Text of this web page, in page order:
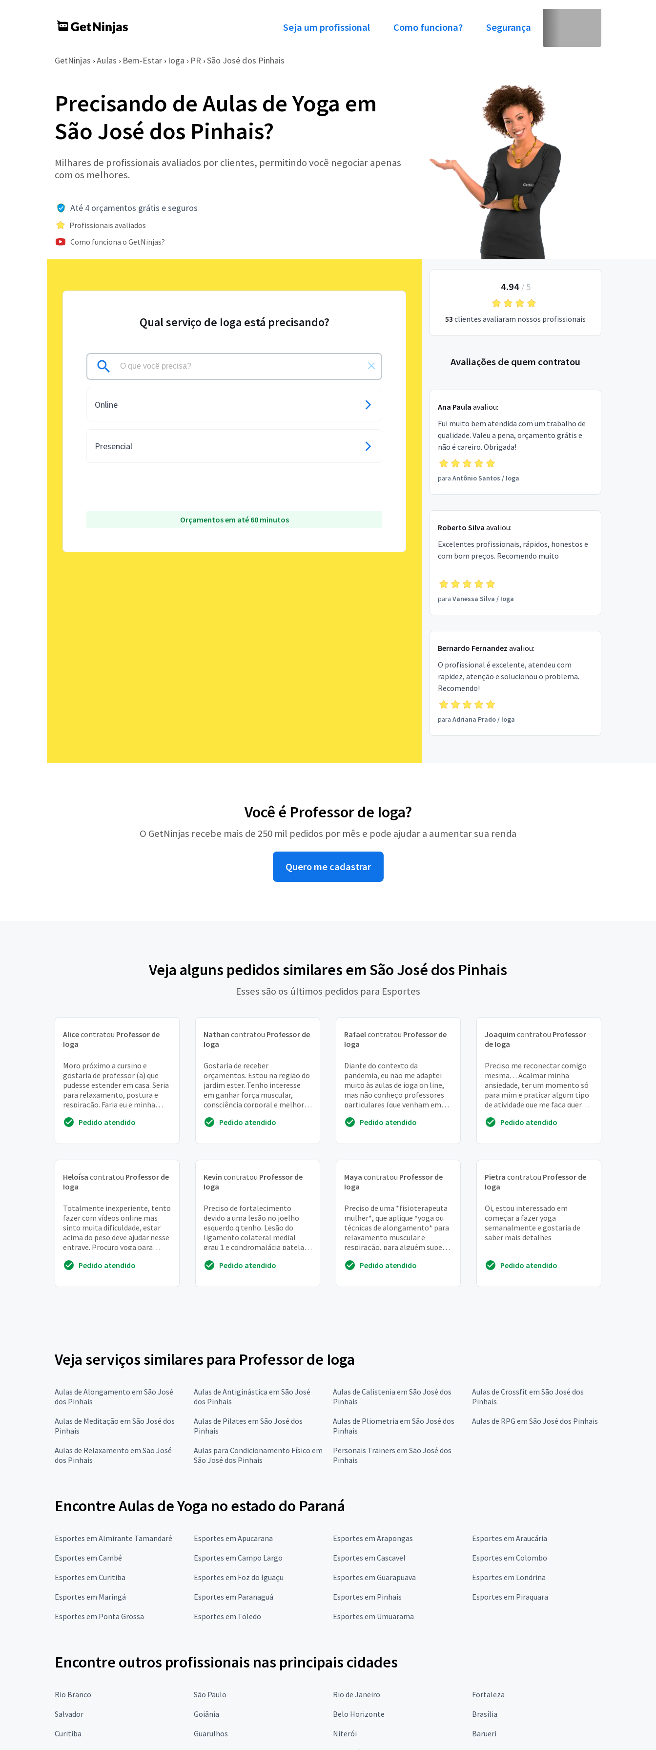
Seja um profissional Como funciona? Segurança
GetNinjas › Aulas › Bem-Estar › Ioga › PR › São José dos Pinhais
Precisando de Aulas de Yoga em
São José dos Pinhais?
Milhares de profissionais avaliados por clientes, permitindo você negociar apenas
com os melhores.
Até 4 orçamentos grátis e seguros
Profissionais avaliados
Como funciona o GetNinjas?
Qual serviço de Ioga está precisando?
Online
Presencial
Orçamentos em até 60 minutos
4.94/ 5
53 clientes avaliaram nossos profissionais
Avaliações de quem contratou
Ana Paula avaliou:
Fui muito bem atendida com um trabalho de
qualidade. Valeu a pena, orçamento grátis e
não é careiro. Obrigada!
para Antônio Santos / Ioga
Roberto Silva avaliou:
Excelentes profissionais, rápidos, honestos e
com bom preços. Recomendo muito
para Vanessa Silva / Ioga
Bernardo Fernandez avaliou:
O profissional é excelente, atendeu com
rapidez, atenção e solucionou o problema.
Recomendo!
para Adriana Prado/ Ioga
Você é Professor de Ioga?
O GetNinjas recebe mais de 250 mil pedidos por mês e pode ajudar a aumentar sua renda
Quero me cadastrar
Veja alguns pedidos similares em São José dos Pinhais
Esses são os últimos pedidos para Esportes
Alicecontratou Professor de
Ioga
Moro próximo a cursino e
gostaria de professor (a) que
pudesse estender em casa. Seria
para relaxamento, postura e
respiração. Faria eu e minha
Pedido atendido
Nathan contratou Professor de
Ioga
Gostaria de receber
orçamentos. Estou na região do
jardim ester. Tenho interesse
em ganhar força muscular,
consciência corporal e melhor
Pedido atendido
Rafaelcontratou Professor de
Ioga
Diante do contexto da
pandemia, eu não me adaptei
muito às aulas de ioga on line,
mas não conheço professores
particulares (que venham em
tenho noções de valor...
Pedido atendido
Joaquim contratou Professor
de Ioga
Preciso me reconectar comigo
mesma. . . Acalmar minha
ansiedade, ter um momento só
para mim e praticar algum tipo
de atividade que me faça querer
procrastinação
Pedido atendido
Heloísa contratou Professor de
Ioga
Totalmente inexperiente, tento
fazer com vídeos online mas
sinto muita dificuldade, estar
acima do peso deve ajudar nesse
entrave. Procuro yoga para
estou faz...
Pedido atendido
Kevin contratou Professor de
Ioga
Preciso de fortalecimento
devido a uma lesão no joelho
esquerdo q tenho. Lesão do
ligamento colateral medial
grau 1 e condromalácia patelar
Pedido atendido
Maya contratou Professor de
Ioga
Preciso de uma *fisioterapeuta
mulher*, que aplique *yoga ou
técnicas de alongamento* para
relaxamento muscular e
respiração, para alguém super
dor na atm. ...
Pedido atendido
Pietra contratou Professor de
Ioga
Oi, estou interessado em
começar a fazer yoga
semanalmente e gostaria de
saber mais detalhes
Pedido atendido
Veja serviços similares para Professor de Ioga
Aulas de Alongamento em São José
dos Pinhais
Aulas de Antiginástica em São José
dos Pinhais
Aulas de Calistenia em São José dos
Pinhais
Aulas de Crossfit em São José dos
Pinhais
Aulas de Meditação em São José dos
Pinhais
Aulas de Pilates em São José dos
Pinhais
Aulas de Pliometria em São José dos
Pinhais
Aulas de RPG em São José dos Pinhais
Aulas de Relaxamento em São José
dos Pinhais
Aulas para Condicionamento Físico em
São José dos Pinhais
Personais Trainers em São José dos
Pinhais
Encontre Aulas de Yoga no estado do Paraná
Esportes em Almirante Tamandaré Esportes em Apucarana Esportes em Arapongas
Esportes em Araucária
Esportes em Cambé
Esportes em Campo Largo Esportes em Cascavel
Esportes em Colombo
Esportes em Curitiba
Esportes em Foz do Iguaçu Esportes em Guarapuava
Esportes em Londrina
Esportes em Maringá
Esportes em Paranaguá Esportes em Pinhais
Esportes em Piraquara
Esportes em Ponta Grossa
Esportes em Toledo Esportes em Umuarama
Encontre outros profissionais nas principais cidades
Rio Branco São Paulo Rio de Janeiro
Fortaleza
Salvador
Goiânia Belo Horizonte
Brasília
Curitiba
Guarulhos Niterói
Barueri